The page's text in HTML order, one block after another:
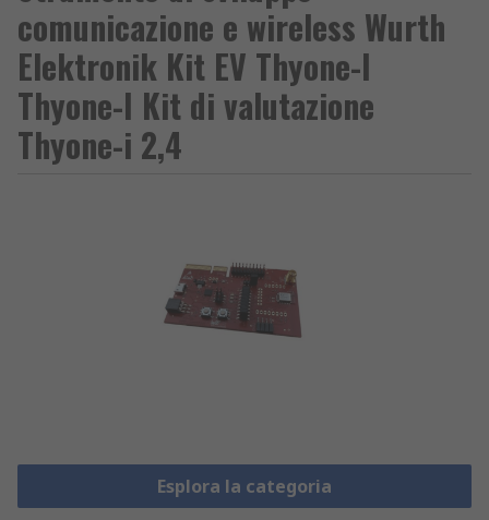
comunicazione e wireless Wurth
Elektronik Kit EV Thyone-I
Thyone-I Kit di valutazione
Thyone-i 2,4
Esplora la categoria